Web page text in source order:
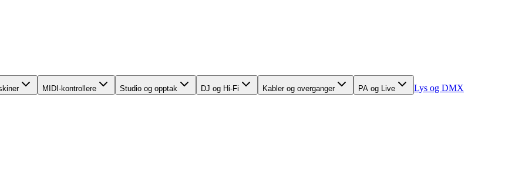
MIDI-kontrollere Studio og opptak DJ og Hi-Fi Kabler og overganger PA og Live Lys og DMX